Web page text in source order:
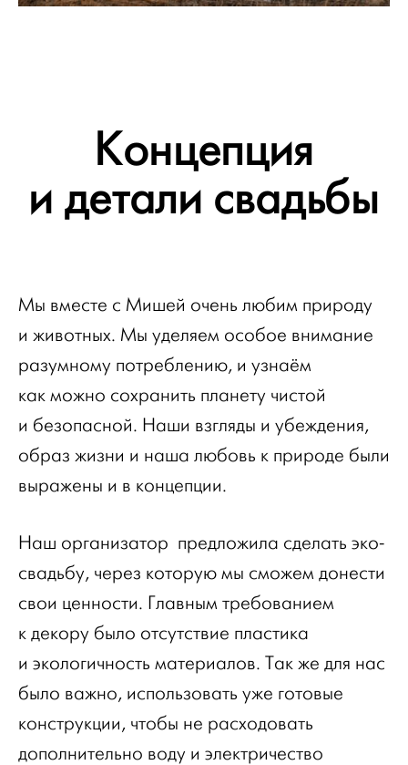
Концепция
и детали свадьбы
Мы вместе с Мишей очень любим природу
и животных. Мы уделяем особое внимание
разумному потреблению, и узнаём
как можно сохранить планету чистой
и безопасной. Наши взгляды и убеждения,
образ жизни и наша любовь к природе были
выражены и в концепции.
Наш организатор предложила сделать эко-
свадьбу, через которую мы сможем донести
свои ценности. Главным требованием
к декору было отсутствие пластика
и экологичность материалов. Так же для нас
было важно, использовать уже готовые
конструкции, чтобы не расходовать
дополнительно воду и электричество